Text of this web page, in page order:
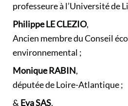
professeure à l’Université de
Philippe LE CLEZIO,
Ancien membre du Conseil
environnemental ;
Monique RABIN,
députée de Loire-Atlantique ;
& Eva SAS,